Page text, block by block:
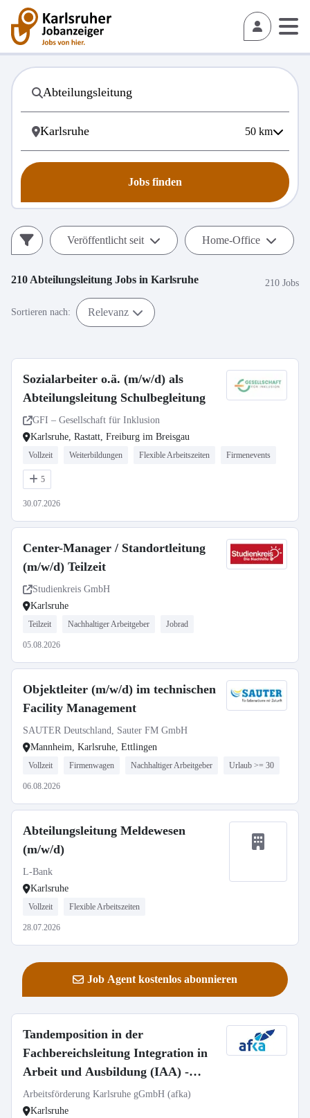
50 km
Jobs finden
Veröffentlicht seit Home-Office
210 Abteilungsleitung Jobs in Karlsruhe 210 Jobs
Sortieren nach: Relevanz
Sozialarbeiter o.ä. (m/w/d) als
Abteilungsleitung Schulbegleitung
GFI – Gesellschaft für Inklusion
Karlsruhe, Rastatt, Freiburg im Breisgau
Vollzeit Weiterbildungen Flexible Arbeitszeiten Firmenevents
5
30.07.2026
Center-Manager / Standortleitung
(m/w/d) Teilzeit
Studienkreis GmbH
Karlsruhe
Teilzeit Nachhaltiger Arbeitgeber Jobrad
05.08.2026
Objektleiter (m/w/d) im technischen
Facility Management
SAUTER Deutschland, Sauter FM GmbH
Mannheim, Karlsruhe, Ettlingen
Vollzeit Firmenwagen Nachhaltiger Arbeitgeber Urlaub >= 30
06.08.2026
Abteilungsleitung Meldewesen
(m/w/d)
L-Bank
Karlsruhe
Vollzeit Flexible Arbeitszeiten
28.07.2026
Job Agent kostenlos abonnieren
Tandemposition in der
Fachbereichsleitung Integration in
Arbeit und Ausbildung (IAA) -
Betriebliche Sozialberatung (m/w/d)
Vollzeit/Teilzeit
Arbeitsförderung Karlsruhe gGmbH (afka)
Karlsruhe